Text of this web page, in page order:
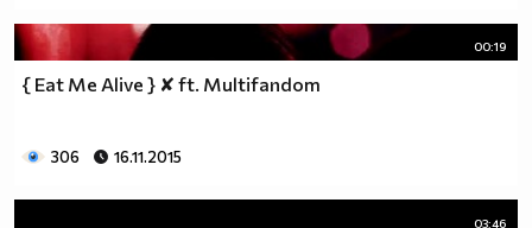
00:19
{ Eat Me Alive } ✘ ft. Multifandom
306 16.11.2015
03:46